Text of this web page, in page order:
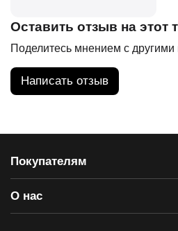
Оставить отзыв на этот
Поделитесь мнением с другими
Написать отзыв
Покупателям
О нас